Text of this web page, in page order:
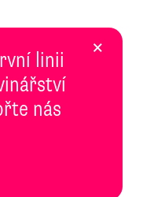
linii
nás
×